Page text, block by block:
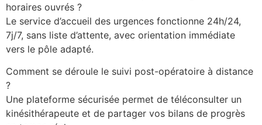
horaires ouvrés ?
Le service d’accueil des urgences fonctionne 24h/24,
7j/7, sans liste d’attente, avec orientation immédiate
vers le pôle adapté.
Comment se déroule le suivi post-opératoire à distance
?
Une plateforme sécurisée permet de téléconsulter un
kinésithérapeute et de partager vos bilans de progrès